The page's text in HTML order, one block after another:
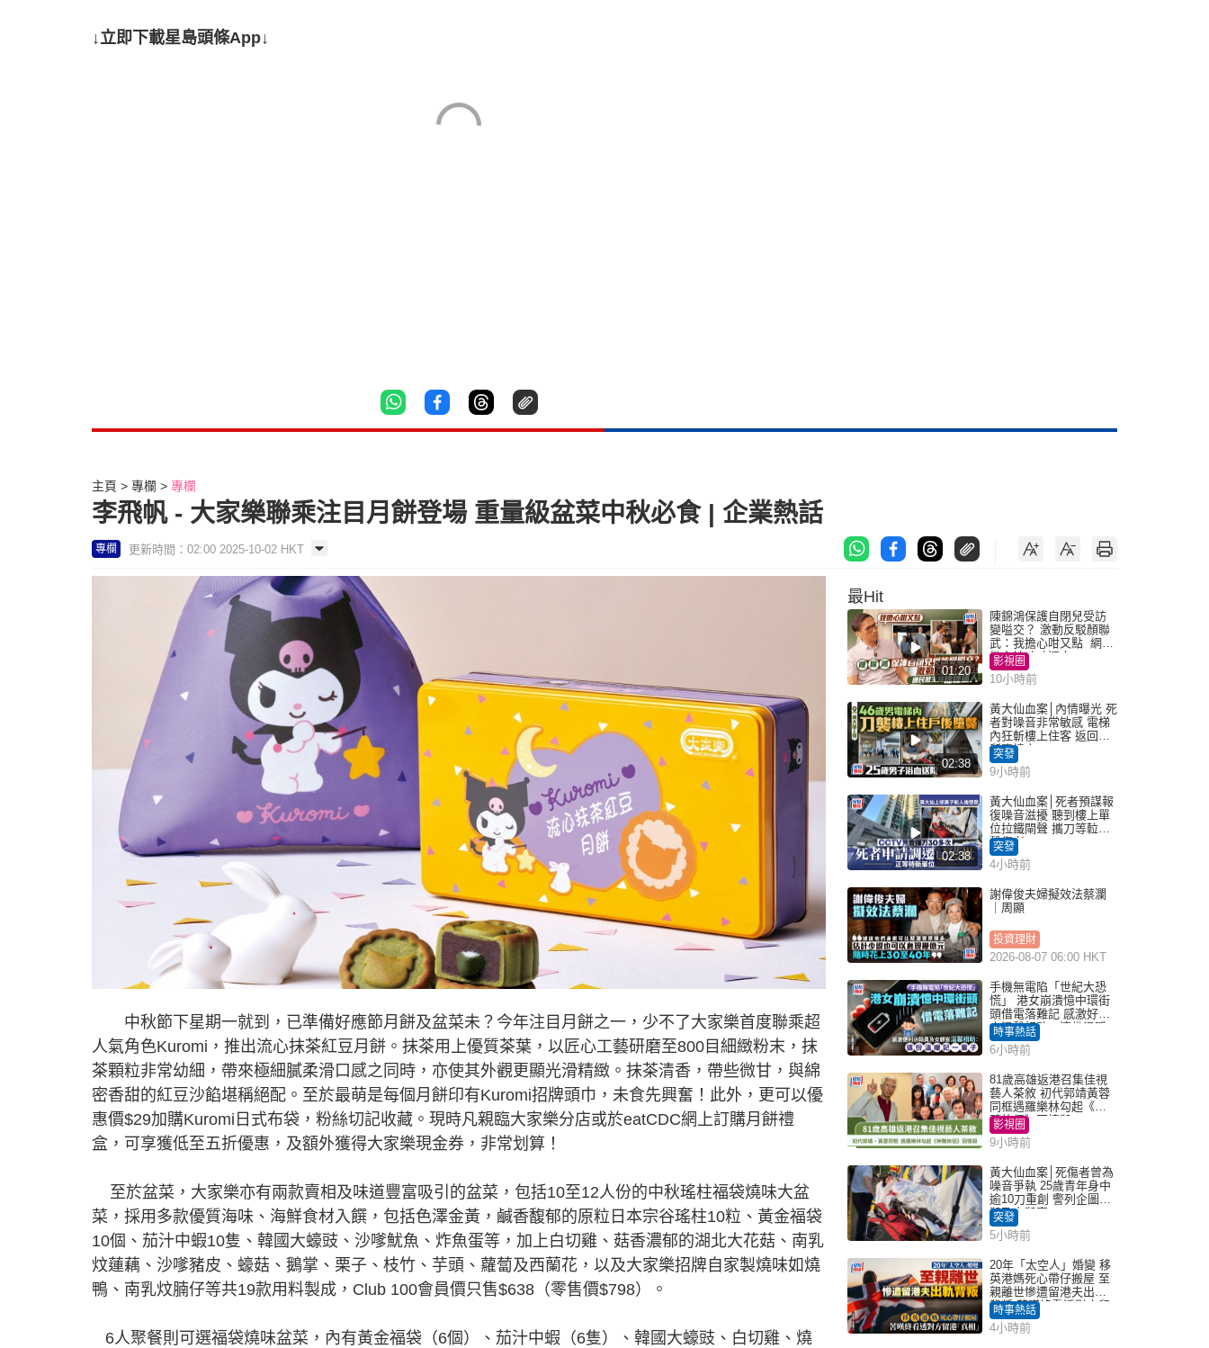
↓立即下載星島頭條App↓
主頁 專欄 專欄
李飛帆 - 大家樂聯乘注目月餅登場 重量級盆菜中秋必食 | 企業熱話
專欄 更新時間：02:00 2025-10-02 HKT
中秋節下星期一就到，已準備好應節月餅及盆菜未？今年注目月餅之一，少不了大家樂首度聯乘超
人氣角色Kuromi，推出流心抹茶紅豆月餅。抹茶用上優質茶葉，以匠心工藝研磨至800目細緻粉末，抹
茶顆粒非常幼細，帶來極細膩柔滑口感之同時，亦使其外觀更顯光滑精緻。抹茶清香，帶些微甘，與綿
密香甜的紅豆沙餡堪稱絕配。至於最萌是每個月餅印有Kuromi招牌頭巾，未食先興奮！此外，更可以優
惠價$29加購Kuromi日式布袋，粉絲切記收藏。現時凡親臨大家樂分店或於eatCDC網上訂購月餅禮
盒，可享獲低至五折優惠，及額外獲得大家樂現金券，非常划算！
至於盆菜，大家樂亦有兩款賣相及味道豐富吸引的盆菜，包括10至12人份的中秋瑤柱福袋燒味大盆
菜，採用多款優質海味、海鮮食材入饌，包括色澤金黃，鹹香馥郁的原粒日本宗谷瑤柱10粒、黃金福袋
10個、茄汁中蝦10隻、韓國大蠔豉、沙嗲魷魚、炸魚蛋等，加上白切雞、菇香濃郁的湖北大花菇、南乳
炆蓮藕、沙嗲豬皮、蠔菇、鵝掌、栗子、枝竹、芋頭、蘿蔔及西蘭花，以及大家樂招牌自家製燒味如燒
鴨、南乳炆腩仔等共19款用料製成，Club 100會員價只售$638（零售價$798）。
6人聚餐則可選福袋燒味盆菜，內有黃金福袋（6個）、茄汁中蝦（6隻）、韓國大蠔豉、白切雞、燒
最Hit
01:20
陳錦鴻保護自閉兒受訪
變嗌交？ 激動反駁顏聯
武：我擔心咁又點 網民
批主持咄咄逼人
影視圈
10小時前
02:38
黃大仙血案│內情曝光 死
者對噪音非常敏感 電梯
內狂斬樓上住客 返回住
所墮樓亡
突發
9小時前
02:38
黃大仙血案│死者預謀報
復噪音滋擾 聽到樓上單
位拉鐵閘聲 攜刀等𨋢伏
擊傷者
突發
4小時前
謝偉俊夫婦擬效法蔡瀾
｜周顯
投資理財
2026-08-07 06:00 HKT
手機無電陷「世紀大恐
慌」 港女崩潰憶中環街
頭借電落難記 感激好心
人溫馨相助：這份溫暖
記一輩子｜Juicy叮
時事熱話
6小時前
81歲高雄返港召集佳視
藝人茶敘 初代郭靖黃蓉
同框遇羅樂林勾起《神
鵰俠侶》回憶殺
影視圈
9小時前
黃大仙血案│死傷者曾為
噪音爭執 25歲青年身中
逾10刀重創 警列企圖謀
殺及自殺案
突發
5小時前
20年「太空人」婚變 移
英港媽死心帶仔搬屋 至
親離世慘遭留港夫出軌
背叛 苦嘆終看透對方留
港「真相」｜Juicy叮
時事熱話
4小時前